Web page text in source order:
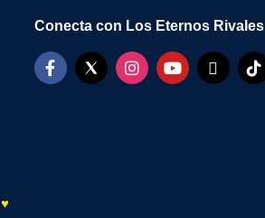
Conecta con Los Eternos Rivales
♥️